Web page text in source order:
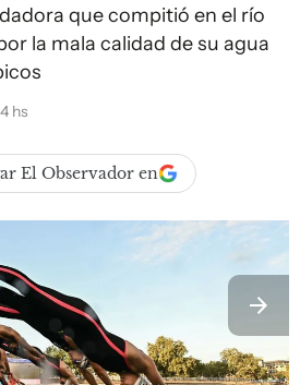
que compitió en el río
la mala calidad de su agua
hs
El Observador en